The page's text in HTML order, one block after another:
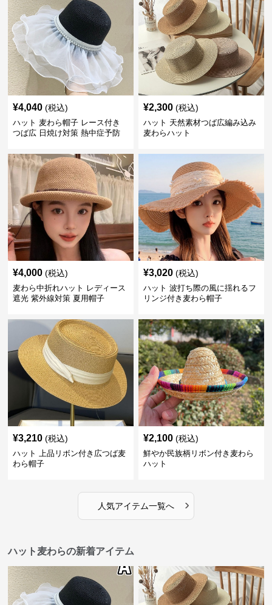
¥4,040 (税込)
ハット 麦わら帽子 レース付き
つば広 日焼け対策 熱中症予防
¥2,300 (税込)
ハット 天然素材つば広編み込み
麦わらハット
¥4,000 (税込)
麦わら中折れハット レディース
遮光 紫外線対策 夏用帽子
¥3,020 (税込)
ハット 波打ち際の風に揺れるフ
リンジ付き麦わら帽子
¥3,210 (税込)
ハット 上品リボン付き広つば麦
わら帽子
¥2,100 (税込)
鮮やか民族柄リボン付き麦わら
ハット
人気アイテム一覧へ ›
ハット麦わらの新着アイテム